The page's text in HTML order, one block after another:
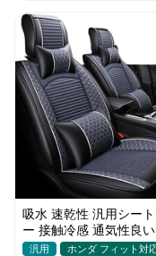
吸水 速乾性 汎用シー
ー 接触冷感 通気性良い
ン 耐久性 おしゃれ 全席
汎用 ホンダ フィット対